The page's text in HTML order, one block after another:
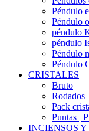
Péndulo
Péndulo
péndulo
péndulo
Péndulo
Péndulo
CRISTALES
Bruto
Rodados
Pack
Puntas |
INCIENSOS